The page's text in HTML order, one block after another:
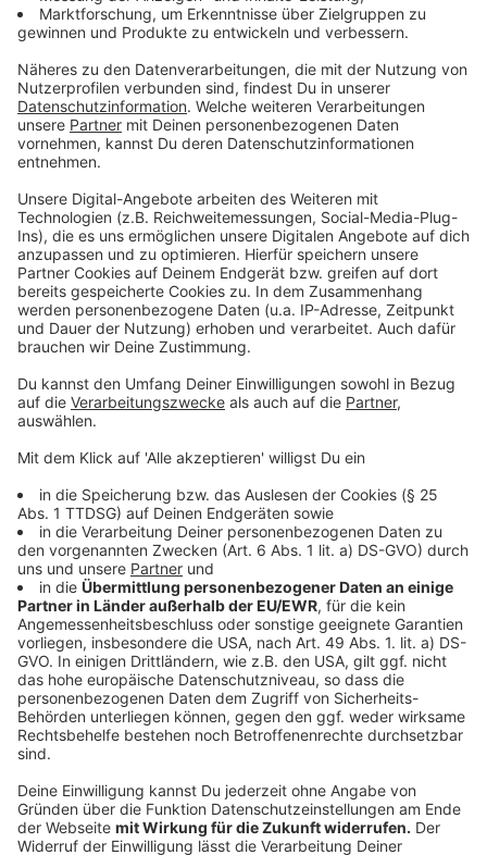
Was Hundebesitzer jetzt tun können, um sich
abzusichern
Anzeige
Das Urteil betrifft zwar konkret den Arbeitsplatz
Spielhalle, hat aber Signalwirkung für viele andere
Branchen. Damit es nicht plötzlich zu einem Verbot
kommt, sollten Hundebesitzer folgende Punkte
beachten:
Vertragliche Regelung prüfen
ist es schriftlich geregelt? Eine verbindliche
Vereinbarung im Arbeitsvertrag oder in einer
Offen kommunizieren
Falls sich Arbeitsbedingungen oder Vorgesetzte
ändern, sollte proaktiv das Gespräch gesucht werden.
Einvernehmliche Lösungen (z. B. bestimmte Tage oder
räumliche Trennung) sind oft möglich.
Verhalten und Umfeld einschätzen
Auch wenn der eigene Hund als ruhig gilt: Arbeitgeber
dürfen Rücksicht auf Kollegen und Kunden nehmen,
die Angst haben, allergisch reagieren oder sich gestört
Alternative Lösungen suchen